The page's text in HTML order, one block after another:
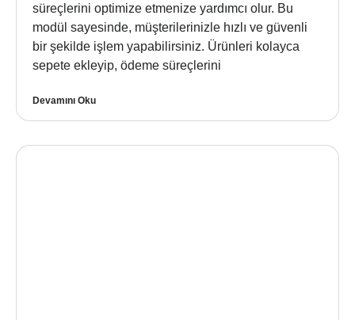
süreçlerini optimize etmenize yardımcı olur. Bu
modül sayesinde, müşterilerinizle hızlı ve güvenli
bir şekilde işlem yapabilirsiniz. Ürünleri kolayca
sepete ekleyip, ödeme süreçlerini
Devamını Oku